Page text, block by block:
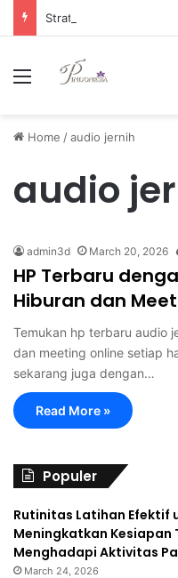
Menu
Home /audio jernih
audio
admin3d March 20, 2026
HP Terbaru
Hiburan dan
Temukan hp terbaru audio
dan meeting online setiap
sekarang juga dengan…
Read More »
Populer
Rutinitas Latihan Efektif
Meningkatkan Kesiapan
Menghadapi Aktivitas
March 24, 2026